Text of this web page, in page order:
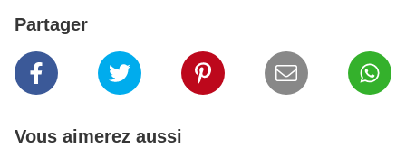
Partager
Vous aimerez aussi